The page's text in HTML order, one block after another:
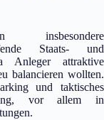
insbesondere
Staats‑ und
Anleger attraktive
balancieren wollten.
und taktisches
vor allem in